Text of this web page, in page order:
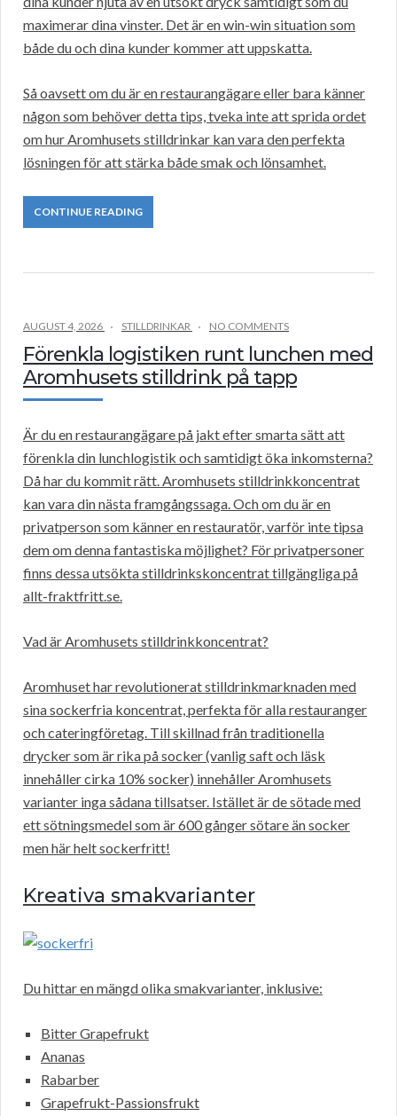
maximerar dina vinster. Det är en win-win situation som
både du och dina kunder kommer att uppskatta.
Så oavsett om du är en restaurangägare eller bara känner
någon som behöver detta tips, tveka inte att sprida ordet
om hur Aromhusets stilldrinkar kan vara den perfekta
lösningen för att stärka både smak och lönsamhet.
CONTINUE READING
AUGUST 4, 2026 STILLDRINKAR NO COMMENTS
Förenkla logistiken runt lunchen med
Aromhusets stilldrink på tapp
Är du en restaurangägare på jakt efter smarta sätt att
förenkla din lunchlogistik och samtidigt öka inkomsterna?
Då har du kommit rätt. Aromhusets stilldrinkkoncentrat
kan vara din nästa framgångssaga. Och om du är en
privatperson som känner en restauratör, varför inte tipsa
dem om denna fantastiska möjlighet? För privatpersoner
finns dessa utsökta stilldrinkskoncentrat tillgängliga på
allt-fraktfritt.se.
Vad är Aromhusets stilldrinkkoncentrat?
Aromhuset har revolutionerat stilldrinkmarknaden med
sina sockerfria koncentrat, perfekta för alla restauranger
och cateringföretag. Till skillnad från traditionella
drycker som är rika på socker (vanlig saft och läsk
innehåller cirka 10% socker) innehåller Aromhusets
varianter inga sådana tillsatser. Istället är de sötade med
ett sötningsmedel som är 600 gånger sötare än socker
men här helt sockerfritt!
Kreativa smakvarianter
Du hittar en mängd olika smakvarianter, inklusive:
Bitter Grapefrukt
Ananas
Rabarber
Grapefrukt-Passionsfrukt